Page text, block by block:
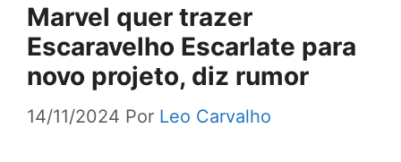
Marvel quer trazer
Escaravelho Escarlate para
novo projeto, diz rumor
14/11/2024 Por Leo Carvalho